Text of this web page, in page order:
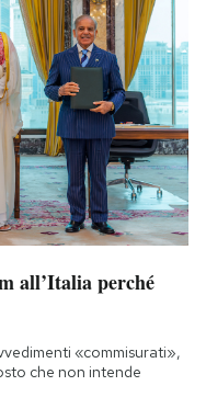
all’Italia perché
«commisurati»,
che non intende